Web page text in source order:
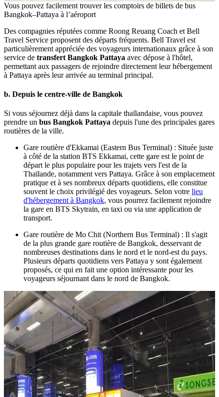
Vous pouvez facilement trouver les comptoirs de billets de bus
Bangkok–Pattaya à l’aéroport
Des compagnies réputées comme Roong Reuang Coach et Bell
Travel Service proposent des départs fréquents. Bell Travel est
particulièrement appréciée des voyageurs internationaux grâce à son
service de transfert Bangkok Pattaya avec dépose à l'hôtel,
permettant aux passagers de rejoindre directement leur hébergement
à Pattaya après leur arrivée au terminal principal.
b. Depuis le centre-ville de Bangkok
Si vous séjournez déjà dans la capitale thaïlandaise, vous pouvez
prendre un bus Bangkok Pattaya depuis l'une des principales gares
routières de la ville.
Gare routière d'Ekkamai (Eastern Bus Terminal) : Située juste
à côté de la station BTS Ekkamai, cette gare est le point de
départ le plus populaire pour les trajets vers l'est de la
Thaïlande, notamment vers Pattaya. Grâce à son emplacement
pratique et à ses nombreux départs quotidiens, elle constitue
souvent le choix privilégié des voyageurs. Selon votre lieu
d'hébergement à Bangkok, vous pourrez facilement rejoindre
la gare en BTS Skytrain, en taxi ou via une application de
transport.
Gare routière de Mo Chit (Northern Bus Terminal) : Il s'agit
de la plus grande gare routière de Bangkok, desservant de
nombreuses destinations dans le nord et le nord-est du pays.
Plusieurs départs quotidiens vers Pattaya y sont également
proposés, ce qui en fait une option intéressante pour les
voyageurs séjournant dans le nord de Bangkok.